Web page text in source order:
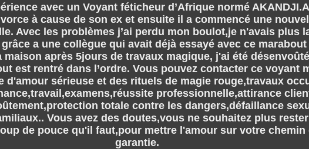
avec un Voyant féticheur d’Afrique normé
à cause de son ex et ensuite il a commencé une
Avec les problèmes j’ai perdu mon boulot,je n'avais plus
a une collègue qui avait déjà essayé avec ce
maison après 5jours de travaux magique, j'ai été
est rentré dans l’ordre. Vous pouvez contacter ce voyant
d'amour sérieuse et des rituels de magie rouge,travaux
professionnelle,attirance
totale contre les dangers,défaillance
Vous avez des doutes,vous ne souhaitez plus
de pouce qu'il faut,pour mettre l'amour sur votre
garantie.